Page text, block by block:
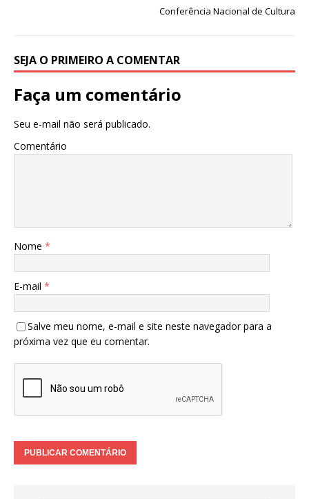
Conferência Nacional de Cultura
SEJA O PRIMEIRO A COMENTAR
Faça um comentário
Seu e-mail não será publicado.
Comentário
Nome *
E-mail *
Salve meu nome, e-mail e site neste navegador para a
próxima vez que eu comentar.